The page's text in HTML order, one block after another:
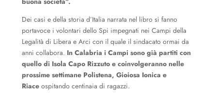
Dei casi e della storia d’Italia narrata nel libro si fanno
portavoce i volontari dello Spi impegnati nei Campi della
Legalità di Libera e Arci con il quale il sindacato ormai da
anni collabora. In Calabria i Campi sono già partiti con
quello di Isola Capo Rizzuto e coinvolgeranno nelle
prossime settimane Polistena, Gioiosa Ionica e
Riaceospitando centinaia di ragazzi.